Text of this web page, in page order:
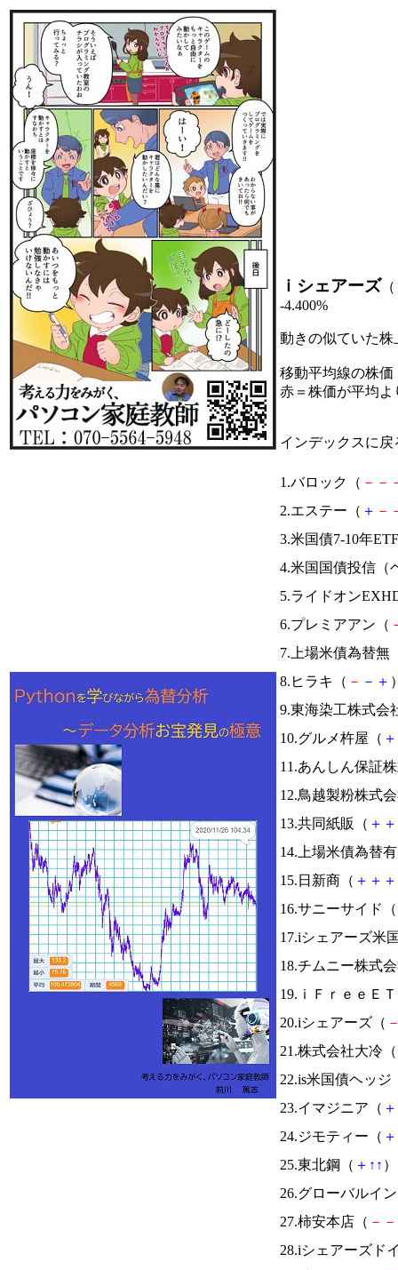
ｉシェアーズ （
-4.400%
動きの似ていた
移動平均線の株価
赤＝株価が平均
インデックスに戻
1.バロック（ － －
2.エステー（ ＋ －
3.米国債7-10年
4.米国国債投信（
5.ライドオン
6.プレミアアン（
7.上場米債為替無
8.ヒラキ（ － － ＋
9.東海染工株式会
10.グルメ杵屋（ ＋
11.あんしん保証
12.鳥越製粉株式
13.共同紙販（ ＋ ＋
14.上場米債為替
15.日新商（ ＋ ＋ ＋
16.サニーサイド（
17.iシェアーズ米
18.チムニー株式
19.ｉＦｒｅｅＥ
20.iシェアーズ（
21.株式会社大冷（
22.is米国債ヘッジ
23.イマジニア（ ＋
24.ジモティー（ ＋
25.東北鋼（ ＋ ↑ ↑
26.グローバルイ
27.柿安本店（ － －
28.iシェアーズド